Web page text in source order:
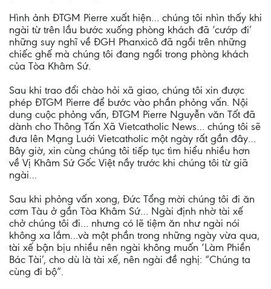
Hình ảnh ĐTGM Pierre xuất hiện… chúng tôi nhìn thấy khi
ngài từ trên lầu bước xuống phòng khách đã ‘cướp đi’
những suy nghĩ về ĐGH Phanxicô đã ngồi trên những
chiếc ghế mà chúng tôi đang ngồi trong phòng khách
của Tòa Khâm Sứ.
Sau khi trao đổi chào hỏi xã giao, chúng tôi xin được
phép ĐTGM Pierre để bước vào phần phỏng vấn. Nội
dung cuộc phỏng vấn, ĐTGM Pierre Nguyễn văn Tốt đã
dành cho Thông Tấn Xã Vietcatholic News… chúng tôi sẽ
đưa lên Mạng Luới Vietcatholic một ngày rất gần đây…
Bây giờ, xin cùng chúng tôi tiếp tục tìm hiểu nhiều hơn
về Vị Khâm Sứ Gốc Việt nầy trước khi chúng tôi từ giã
ngài…
Sau khi phỏng vấn xong, Đức Tổng mời chúng tôi đi ăn
cơm Tàu ở gần Tòa Khâm Sứ… Ngài định nhờ tài xế
chở chúng tôi đi… nhưng có lẽ tiệm ăn như ngài nói
không xa lắm…và một phần trong những ngày vừa qua,
tài xế bận bịu nhiều nên ngài không muốn ‘Làm Phiền
Bác Tài’, cho dù là tài xế, nên ngài đề nghị: “Chúng ta
cùng đi bộ”.